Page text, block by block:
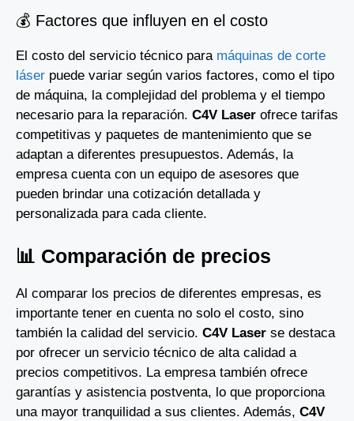
💰 Factores que influyen en el costo
El costo del servicio técnico para máquinas de corte
láser puede variar según varios factores, como el tipo
de máquina, la complejidad del problema y el tiempo
necesario para la reparación. C4V Laser ofrece tarifas
competitivas y paquetes de mantenimiento que se
adaptan a diferentes presupuestos. Además, la
empresa cuenta con un equipo de asesores que
pueden brindar una cotización detallada y
personalizada para cada cliente.
📊 Comparación de precios
Al comparar los precios de diferentes empresas, es
importante tener en cuenta no solo el costo, sino
también la calidad del servicio. C4V Laser se destaca
por ofrecer un servicio técnico de alta calidad a
precios competitivos. La empresa también ofrece
garantías y asistencia postventa, lo que proporciona
una mayor tranquilidad a sus clientes. Además, C4V